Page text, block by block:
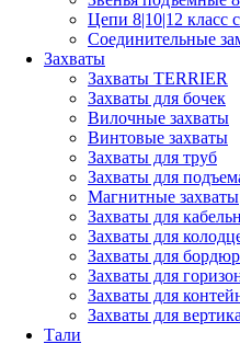
Цепи 8|10|12 класс
Соединительные
Захваты
Захваты TERRIER
Захваты для бочек
Вилочные захваты
Винтовые захваты
Захваты для труб
Захваты для
Магнитные захваты
Захваты для
Захваты для
Захваты для
Захваты для
Захваты для
Захваты для
Тали